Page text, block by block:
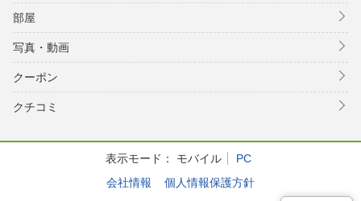
部屋
写真・動画
クーポン
クチコミ
表示モード： モバイル
PC
会社情報
個人情報保護方針